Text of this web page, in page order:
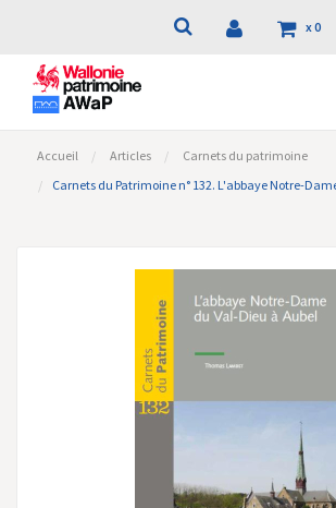
x0
Accueil Articles
Carnets du patrimoine
Carnets du Patrimoine n° 132. L'abbaye Notre-